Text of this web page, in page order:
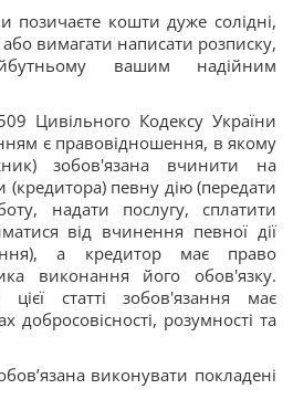
позичаєте кошти дуже солідні,
вимагати написати розписку,
вашим надійним
Цивільного Кодексу України
є правовідношення, в якому
зобов'язана вчинити на
(кредитора) певну дію (передати
надати послугу, сплатити
від вчинення певної дії
а кредитор має право
виконання його обов'язку.
статті зобов'язання має
добросовісності, розумності та
виконувати покладені